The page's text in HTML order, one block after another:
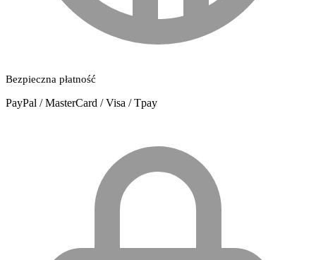
Bezpieczna płatność
PayPal / MasterCard / Visa / Tpay